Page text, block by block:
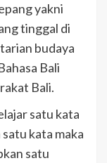
yakni
tinggal di
budaya
Bali
Bali.
satu kata
kata maka
satu